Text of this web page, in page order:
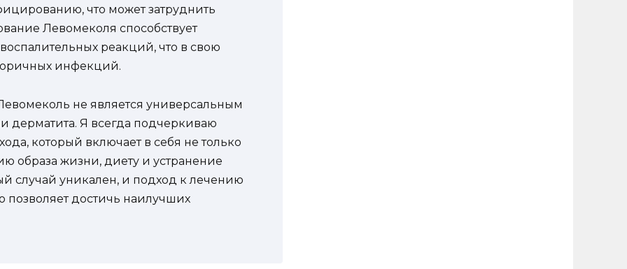
что может затруднить
Левомеколя способствует
реакций, что в свою
инфекций.
не является универсальным
дерматита. Я всегда подчеркиваю
который включает в себя не только
образа жизни, диету и устранение
случай уникален, и подход к лечению
достичь наилучших